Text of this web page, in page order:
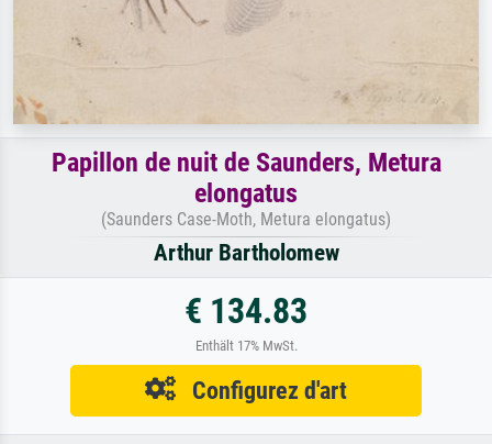
Papillon de nuit de Saunders, Metura
elongatus
(Saunders Case-Moth, Metura elongatus)
Arthur Bartholomew
€ 134.83
Enthält 17% MwSt.
Configurez d'art